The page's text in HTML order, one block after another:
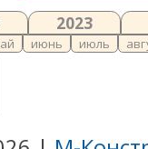
2023
июнь июль